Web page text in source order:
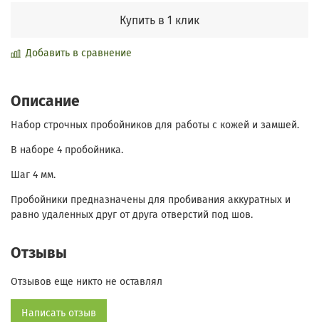
Купить в 1 клик
Добавить в сравнение
Описание
Набор строчных пробойников для работы с кожей и замшей.
В наборе 4 пробойника.
Шаг 4 мм.
Пробойники предназначены для пробивания аккуратных и
равно удаленных друг от друга отверстий под шов.
Отзывы
Отзывов еще никто не оставлял
Написать отзыв